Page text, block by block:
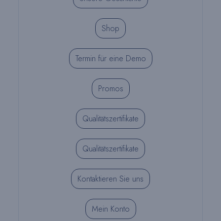
Shop
Termin für eine Demo
Promos
Qualitätszertifikate
Qualitätszertifikate
Kontaktieren Sie uns
Mein Konto